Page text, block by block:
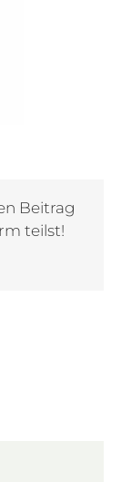
Beitrag
teilst!